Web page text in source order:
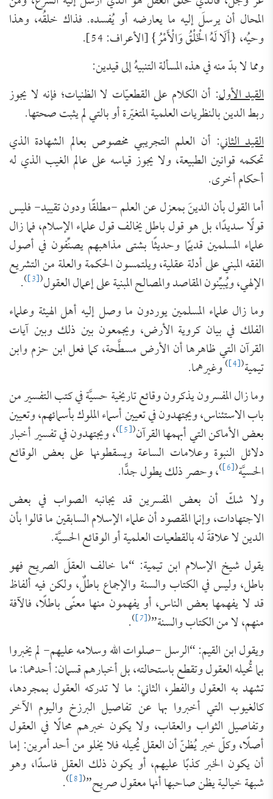
المحال أن يرسلَ إليه ما يعارضه أو يُفسده. فذاك خلقُه، وهذا
وحيُه، {أَلَا لَهُ الْخَلْقُ وَالْأَمْرُ} [الأعراف: 54].
ومما لا بدّ منه في هذه المسألة التنبيهُ إلى قيدين:
القيد الأول: أن الكلام على القطعيّات لا الظنيات؛ فإنه لا يجوز
ربط الدين بالنظريات العلمية المتغيّرة أو بالتي لم يثبت صحتها.
القيد الثاني: أن العلم التجريبي مخصوص بعالم الشهادة الذي
تحكمه قوانين الطبيعة، ولا يجوز قياسه على عالم الغيب الذي له
أحكام أخرى.
أما القول بأن الدينَ بمعزل عن العلم -مطلقًا ودون تقييد- فليس
قولًا سديدًا، بل هو قول باطل يخالف قول علماء الإسلام، فما زال
علماء المسلمين قديمًا وحديثًا بشتى مذاهبهم يصنِّفون في أصول
الفقه المبني على أدلة عقلية، ويلتمسون الحكمة والعلة من التشريع
الإلهي، ويُبيِّنون المقاصد والمصالح المبنية على إعمال العقول(
[3]
)
.
وما زال علماء المسلمين يوردون ما وصل إليه أهل الهيئة وعلماء
الفلك في بيان كروية الأرض، ويجمعون بين ذلك وبين آيات
القرآن التي ظاهرها أن الأرض مسطَّحة، كما فعل ابن حزم وابن
تيمية(
[4]
)وغيرهما.
وما زال المفسرون يذكرون وقائع تاريخية حسيَّة في كتب التفسير من
باب الاستئناس، ويجتهدون في تعيين أسماء الملوك بأسمائهم، وتعيين
بعض الأماكن التي أبهمها القرآن(
[5]
)، ويجتهدون في تفسير أخبار
دلائل النبوة وعلامات الساعة ويسقطونها على بعض الوقائع
الحسيَّة(
[6]
)، وحصر ذلك يطول جدًّا.
ولا شكّ أن بعض المفسرين قد يجانبه الصواب في بعض
الاجتهادات، وإنما المقصود أن علماء الإسلام السابقين ما قالوا بأن
الدين لا علاقةَ له بالقطعيات العلمية أو الوقائع الحسيَّة.
يقول شيخ الإسلام ابن تيمية: “ما خالف العقلَ الصريح فهو
باطل، وليس في الكتاب والسنة والإجماع باطلٌ، ولكن فيه ألفاظ
قد لا يفهمها بعض الناس، أو يفهمون منها معنًى باطلًا، فالآفة
منهم، لا من الكتاب والسنة”(
[7]
)
.
ويقول ابن القيم: “الرسل -صلوات الله وسلامه عليهم- لم يخبروا
بما تُحيله العقول وتقطع باستحالته، بل أخبارهم قسمان: أحدهما: ما
تشهد به العقول والفطر، الثاني: ما لا تدركه العقول بمجردها،
كالغيوب التي أخبروا بها عن تفاصيل البرزخ واليوم الآخر
وتفاصيل الثواب والعقاب، ولا يكون خبرهم محالًا في العقول
أصلًا، وكلّ خبر يُظنّ أن العقل يُحيله فلا يخلو من أحد أمرين: إما
أن يكون الخبر كذبًا عليهم، أو يكون ذلك العقل فاسدًا، وهو
شبهة خيالية يظن صاحبها أنها معقول صريح”(
[8]
)
.